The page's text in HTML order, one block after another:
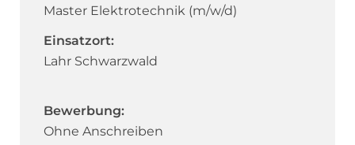
Master Elektrotechnik (m/w/d)
Einsatzort:
Lahr Schwarzwald
Bewerbung:
Ohne Anschreiben